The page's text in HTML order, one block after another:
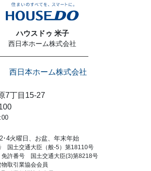
ハウスドゥ 米子
西日本ホーム株式会社
西日本ホーム株式会社
7丁目15-27
･4火曜日、お盆、年末年始
国土交通大臣（般-5）第18110号
許番号 国土交通大臣(3)第8218号
物取引業協会会員